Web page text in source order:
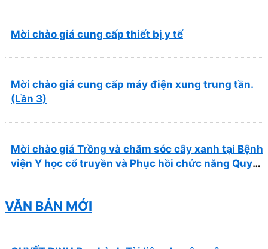
Mời chào giá cung cấp thiết bị y tế
Mời chào giá cung cấp máy điện xung trung tần.
(Lần 3)
Mời chào giá Trồng và chăm sóc cây xanh tại Bệnh
viện Y học cổ truyền và Phục hồi chức năng Quy
VĂN BẢN MỚI